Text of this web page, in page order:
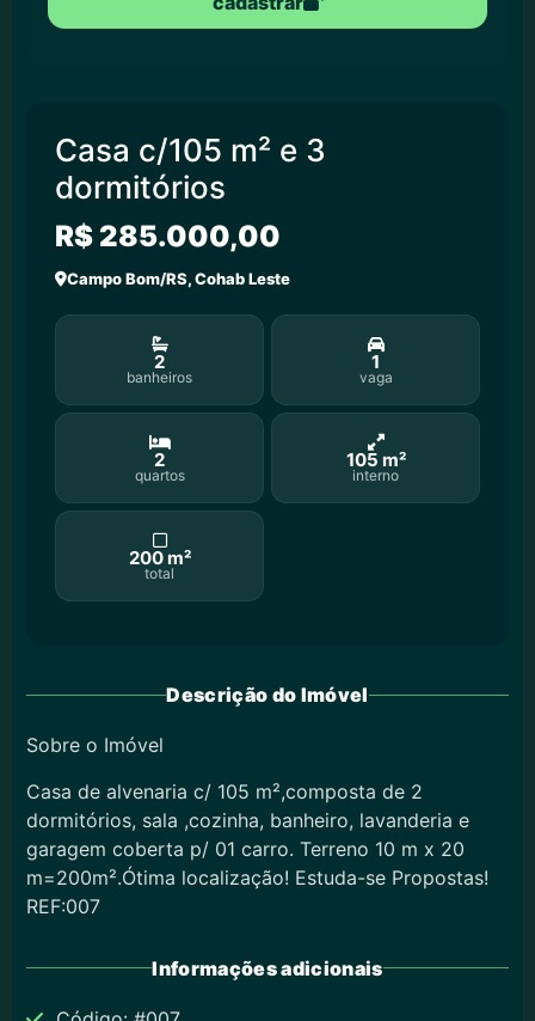
Casa c/105 m² e 3
dormitórios
R$ 285.000,00
Campo Bom/RS, Cohab Leste
2
banheiros
1
vaga
2
quartos
105 m²
interno
200 m²
total
Descrição do Imóvel
Sobre o Imóvel
Casa de alvenaria c/ 105 m²,composta de 2
dormitórios, sala ,cozinha, banheiro, lavanderia e
garagem coberta p/ 01 carro. Terreno 10 m x 20
m=200m².Ótima localização! Estuda-se Propostas!
REF:007
Informações adicionais